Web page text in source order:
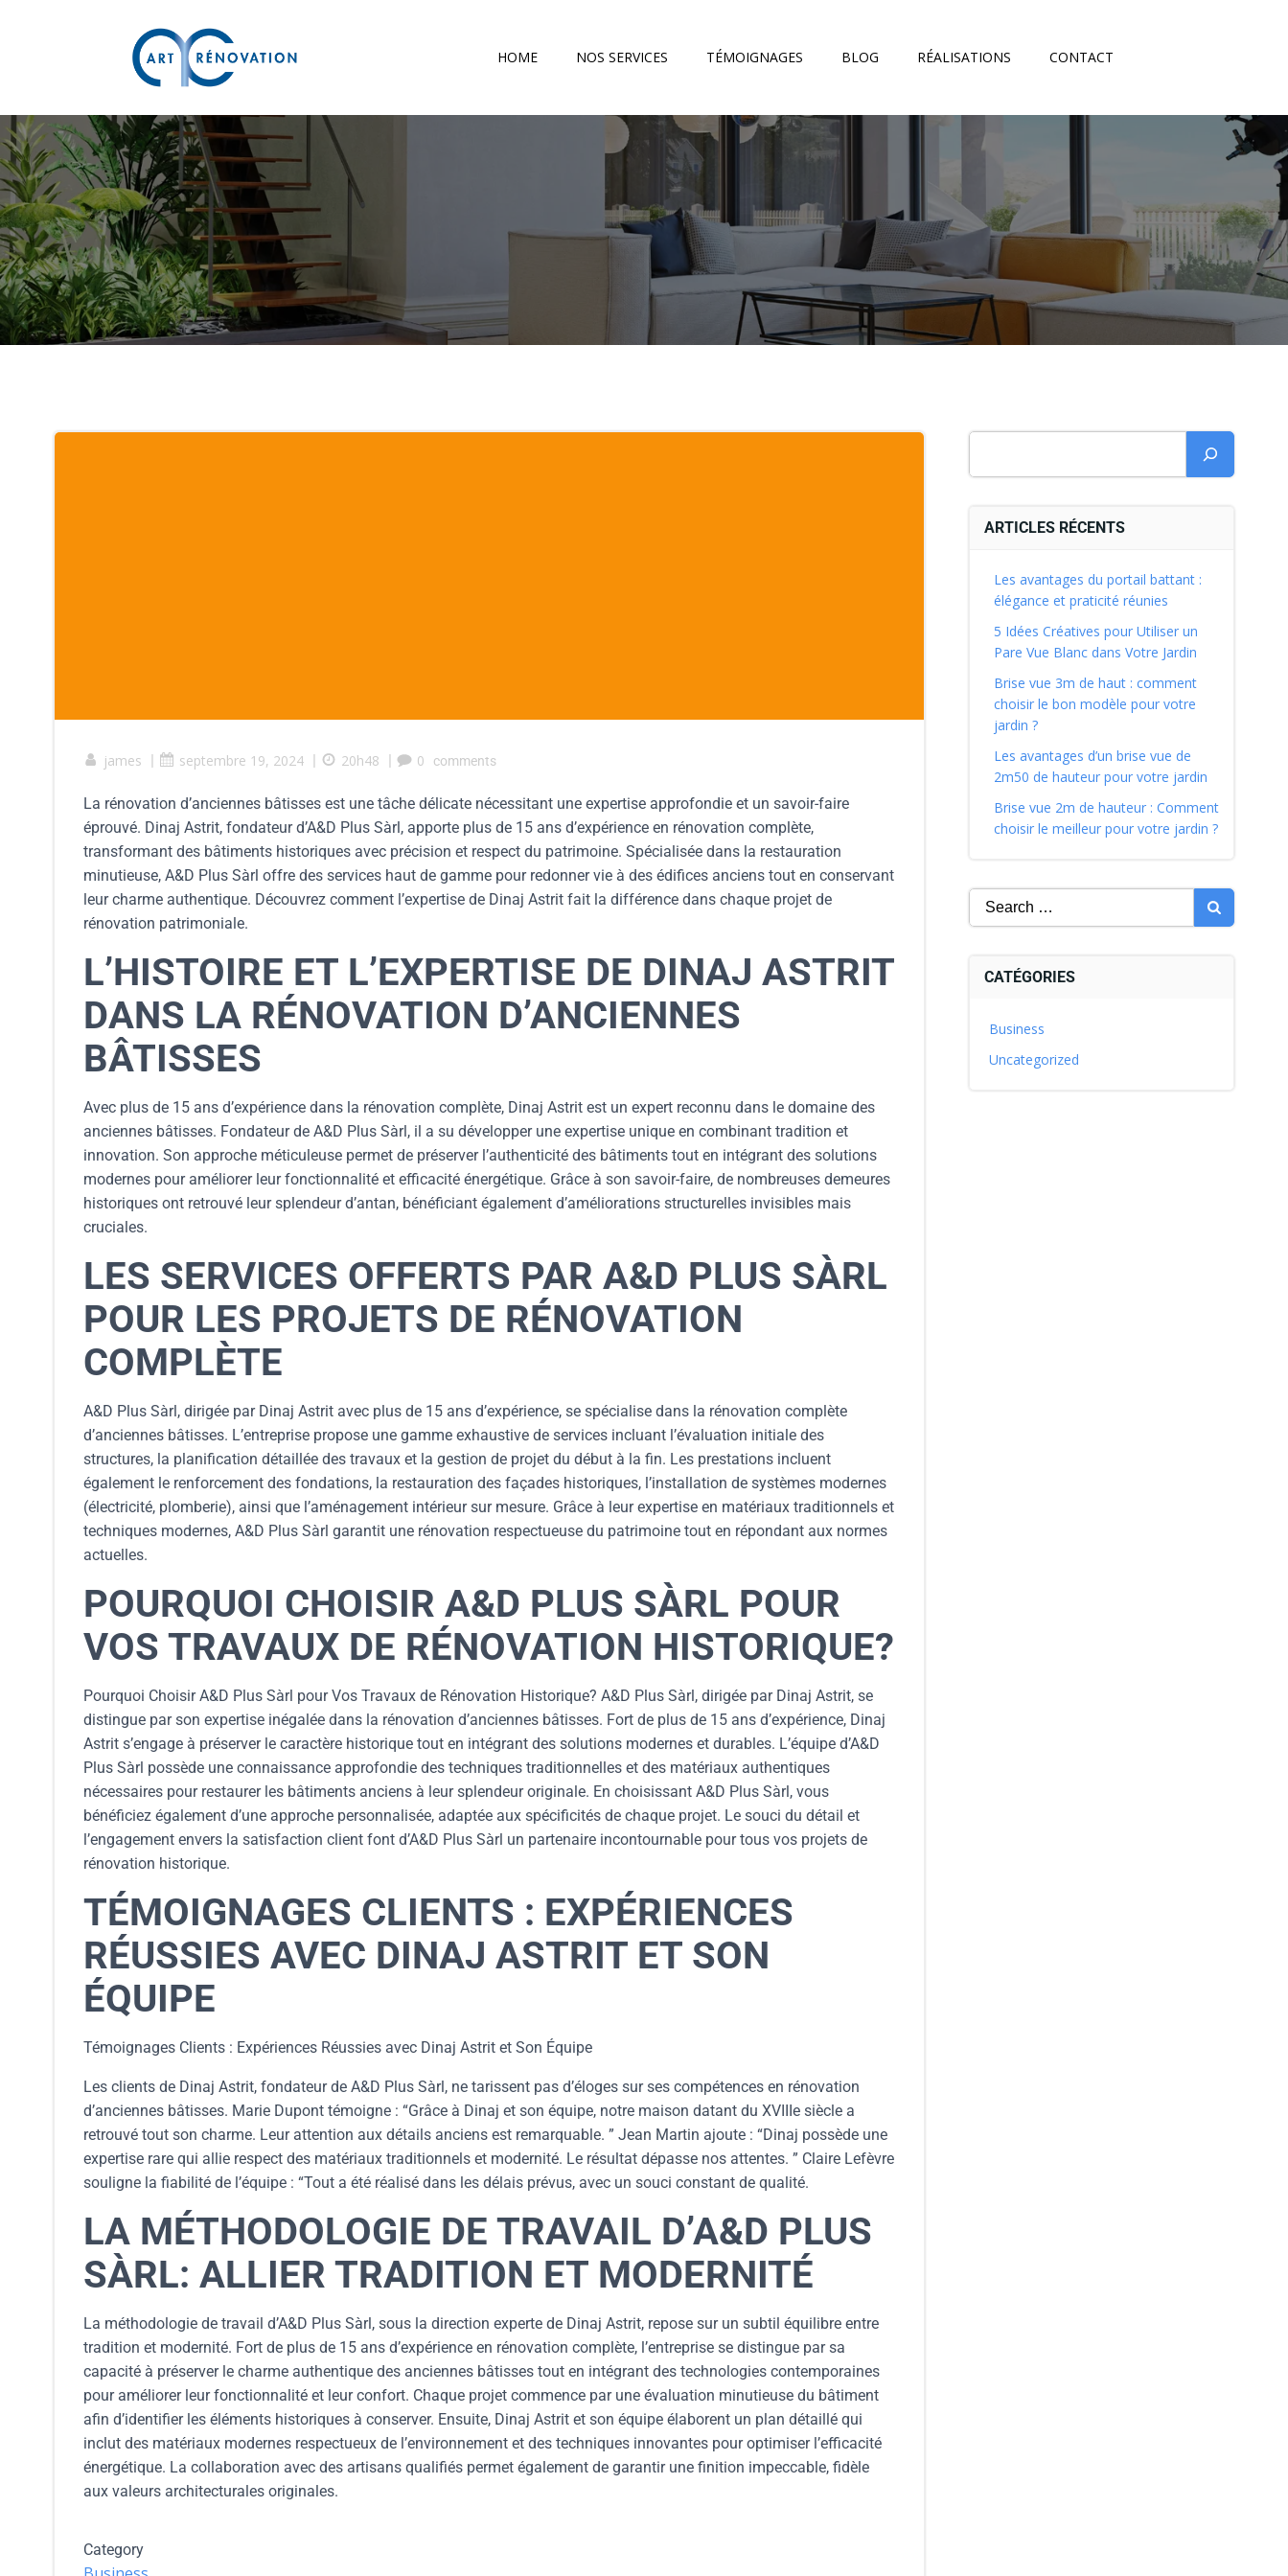
HOME NOS SERVICES TÉMOIGNAGES BLOG RÉALISATIONS CONTACT
james | septembre 19, 2024 | 20h48 | 0 comments
La rénovation d’anciennes bâtisses est une tâche délicate nécessitant une expertise approfondie et un savoir-faire
éprouvé. Dinaj Astrit, fondateur d’A&D Plus Sàrl, apporte plus de 15 ans d’expérience en rénovation complète,
transformant des bâtiments historiques avec précision et respect du patrimoine. Spécialisée dans la restauration
minutieuse, A&D Plus Sàrl offre des services haut de gamme pour redonner vie à des édifices anciens tout en conservant
leur charme authentique. Découvrez comment l’expertise de Dinaj Astrit fait la différence dans chaque projet de
rénovation patrimoniale.
L’HISTOIRE ET L’EXPERTISE DE DINAJ ASTRIT
DANS LA RÉNOVATION D’ANCIENNES
BÂTISSES
Avec plus de 15 ans d’expérience dans la rénovation complète, Dinaj Astrit est un expert reconnu dans le domaine des
anciennes bâtisses. Fondateur de A&D Plus Sàrl, il a su développer une expertise unique en combinant tradition et
innovation. Son approche méticuleuse permet de préserver l’authenticité des bâtiments tout en intégrant des solutions
modernes pour améliorer leur fonctionnalité et efficacité énergétique. Grâce à son savoir-faire, de nombreuses demeures
historiques ont retrouvé leur splendeur d’antan, bénéficiant également d’améliorations structurelles invisibles mais
cruciales.
LES SERVICES OFFERTS PAR A&D PLUS SÀRL
POUR LES PROJETS DE RÉNOVATION
COMPLÈTE
A&D Plus Sàrl, dirigée par Dinaj Astrit avec plus de 15 ans d’expérience, se spécialise dans la rénovation complète
d’anciennes bâtisses. L’entreprise propose une gamme exhaustive de services incluant l’évaluation initiale des
structures, la planification détaillée des travaux et la gestion de projet du début à la fin. Les prestations incluent
également le renforcement des fondations, la restauration des façades historiques, l’installation de systèmes modernes
(électricité, plomberie), ainsi que l’aménagement intérieur sur mesure. Grâce à leur expertise en matériaux traditionnels et
techniques modernes, A&D Plus Sàrl garantit une rénovation respectueuse du patrimoine tout en répondant aux normes
actuelles.
POURQUOI CHOISIR A&D PLUS SÀRL POUR
VOS TRAVAUX DE RÉNOVATION HISTORIQUE?
Pourquoi Choisir A&D Plus Sàrl pour Vos Travaux de Rénovation Historique? A&D Plus Sàrl, dirigée par Dinaj Astrit, se
distingue par son expertise inégalée dans la rénovation d’anciennes bâtisses. Fort de plus de 15 ans d’expérience, Dinaj
Astrit s’engage à préserver le caractère historique tout en intégrant des solutions modernes et durables. L’équipe d’A&D
Plus Sàrl possède une connaissance approfondie des techniques traditionnelles et des matériaux authentiques
nécessaires pour restaurer les bâtiments anciens à leur splendeur originale. En choisissant A&D Plus Sàrl, vous
bénéficiez également d’une approche personnalisée, adaptée aux spécificités de chaque projet. Le souci du détail et
l’engagement envers la satisfaction client font d’A&D Plus Sàrl un partenaire incontournable pour tous vos projets de
rénovation historique.
TÉMOIGNAGES CLIENTS : EXPÉRIENCES
RÉUSSIES AVEC DINAJ ASTRIT ET SON
ÉQUIPE
Témoignages Clients : Expériences Réussies avec Dinaj Astrit et Son Équipe
Les clients de Dinaj Astrit, fondateur de A&D Plus Sàrl, ne tarissent pas d’éloges sur ses compétences en rénovation
d’anciennes bâtisses. Marie Dupont témoigne : “Grâce à Dinaj et son équipe, notre maison datant du XVIIIe siècle a
retrouvé tout son charme. Leur attention aux détails anciens est remarquable. ” Jean Martin ajoute : “Dinaj possède une
expertise rare qui allie respect des matériaux traditionnels et modernité. Le résultat dépasse nos attentes. ” Claire Lefèvre
souligne la fiabilité de l’équipe : “Tout a été réalisé dans les délais prévus, avec un souci constant de qualité.
LA MÉTHODOLOGIE DE TRAVAIL D’A&D PLUS
SÀRL: ALLIER TRADITION ET MODERNITÉ
La méthodologie de travail d’A&D Plus Sàrl, sous la direction experte de Dinaj Astrit, repose sur un subtil équilibre entre
tradition et modernité. Fort de plus de 15 ans d’expérience en rénovation complète, l’entreprise se distingue par sa
capacité à préserver le charme authentique des anciennes bâtisses tout en intégrant des technologies contemporaines
pour améliorer leur fonctionnalité et leur confort. Chaque projet commence par une évaluation minutieuse du bâtiment
afin d’identifier les éléments historiques à conserver. Ensuite, Dinaj Astrit et son équipe élaborent un plan détaillé qui
inclut des matériaux modernes respectueux de l’environnement et des techniques innovantes pour optimiser l’efficacité
énergétique. La collaboration avec des artisans qualifiés permet également de garantir une finition impeccable, fidèle
aux valeurs architecturales originales.
Category
ARTICLES RÉCENTS
Les avantages du portail battant :
élégance et praticité réunies
5 Idées Créatives pour Utiliser un
Pare Vue Blanc dans Votre Jardin
Brise vue 3m de haut : comment
choisir le bon modèle pour votre
jardin ?
Les avantages d’un brise vue de
2m50 de hauteur pour votre jardin
Brise vue 2m de hauteur : Comment
choisir le meilleur pour votre jardin ?
CATÉGORIES
Business
Uncategorized